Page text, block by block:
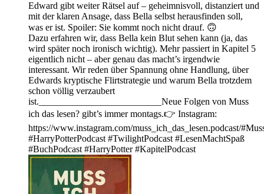
Edward gibt weiter Rätsel auf – geheimnisvoll, distanziert und
mit der klaren Ansage, dass Bella selbst herausfinden soll,
was er ist. Spoiler: Sie kommt noch nicht drauf. 🙃
Dazu erfahren wir, dass Bella kein Blut sehen kann (ja, das
wird später noch ironisch wichtig). Mehr passiert in Kapitel 5
eigentlich nicht – aber genau das macht’s irgendwie
interessant. Wir reden über Spannung ohne Handlung, über
Edwards kryptische Flirtstrategie und warum Bella trotzdem
schon völlig verzaubert
ist.__________________________Neue Folgen von Muss
ich das lesen? gibt’s immer montags.👉 Instagram:
https://www.instagram.com/muss_ich_das_lesen.podcast/
#HarryPotterPodcast #TwilightPodcast #LesenMachtSpaß
#BuchPodcast #HarryPotter #KapitelPodcast